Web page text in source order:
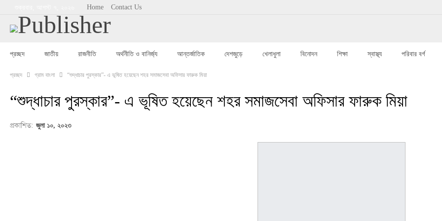
Home Contact Us
প্রচ্ছদ জাতীয় রাজনীতি অর্থনীতি ও বানির্জ্য আন্তর্জাতিক দেশজুড়ে খেলাধুলা বিনোদন শিক্ষা স্বাস্থ্য পরিবার বর্গ
প্রচ্ছদ গ্রাম বাংলা “শুদ্ধাচার পুরস্কার”- এ ভূষিত হয়েছেন শহর সমাজসেবা অফিসার ফারুক মিয়া
“শুদ্ধাচার পুরস্কার”- এ ভূষিত হয়েছেন শহর সমাজসেবা অফিসার ফারুক মিয়া
প্রকাশিত: জুলা ১০, ২০২৩